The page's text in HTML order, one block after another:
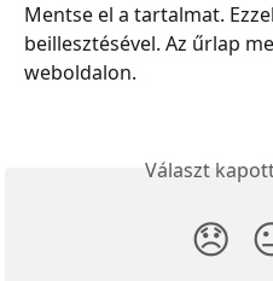
Mentse el a tartalmat.
beillesztésével. Az űrlap
weboldalon.
Választ
😞